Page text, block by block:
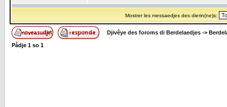
Mostrer les messaedjes des dierin(ne)s:
Djivêye des foroms di Berdelaedjes ->
Pådje 1 so 1